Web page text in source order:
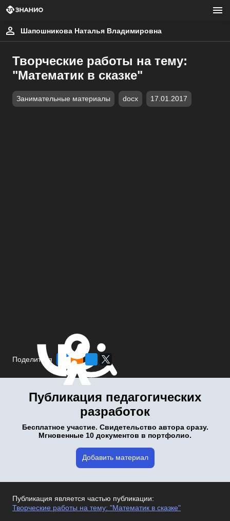
Шапошникова Наталья Владимировна
Творческие работы на тему:
"Математик в сказке"
Занимательные материалы docx 17.01.2017
Поделиться
Публикация педагогических
разработок
Бесплатное участие. Свидетельство автора сразу.
Мгновенные 10 документов в портфолио.
Добавить материал
Публикация является частью публикации:
Творческие работы на тему: "Математик в сказке"